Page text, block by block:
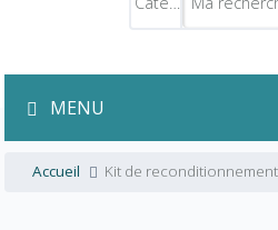
MENU
Accueil Kit de reconditionnement